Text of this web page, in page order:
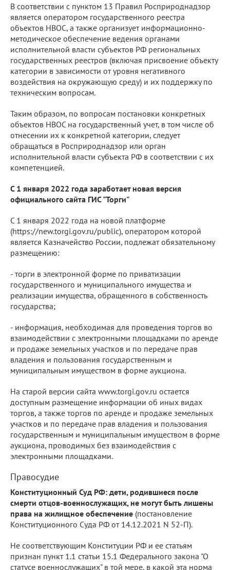
В соответствии с пунктом 13 Правил Росприроднадзор
является оператором государственного реестра
объектов НВОС, а также организует информационно-
методическое обеспечение ведения органами
исполнительной власти субъектов РФ региональных
государственных реестров (включая присвоение объекту
категории в зависимости от уровня негативного
воздействия на окружающую среду) и их поддержку по
техническим вопросам.
Таким образом, по вопросам постановки конкретных
объектов НВОС на государственный учет, в том числе об
отнесении их к конкретной категории, следует
обращаться в Росприроднадзор или орган
исполнительной власти субъекта РФ в соответствии с их
компетенцией.
С 1 января 2022 года заработает новая версия
официального сайта ГИС "Торги"
С 1 января 2022 года на новой платформе
(https://new.torgi.gov.ru/public), оператором которой
является Казначейство России, подлежат обязательному
размещению:
- торги в электронной форме по приватизации
государственного и муниципального имущества и
реализации имущества, обращенного в собственность
государства;
- информация, необходимая для проведения торгов во
взаимодействии с электронными площадками по аренде
и продаже земельных участков и по передаче прав
владения и пользования государственным и
муниципальным имуществом в форме аукциона.
На старой версии сайта www.torgi.gov.ru остается
доступным размещение информации об иных видах
торгов, а также торгов по аренде и продаже земельных
участков и по передаче прав владения и пользования
государственным и муниципальным имуществом в форме
аукциона, проводимых без взаимодействия с
электронными площадками.
Правосудие
Конституционный Суд РФ: дети, родившиеся после
смерти отцов-военнослужащих, не могут быть лишены
права на жилищное обеспечение (постановление
Конституционного Суда РФ от 14.12.2021 N 52-П).
Не соответствующим Конституции РФ и ее статьям
признан пункт 1.1 статьи 15.1 Федерального закона "О
статусе военнослужащих" в той мере, в какой эта норма